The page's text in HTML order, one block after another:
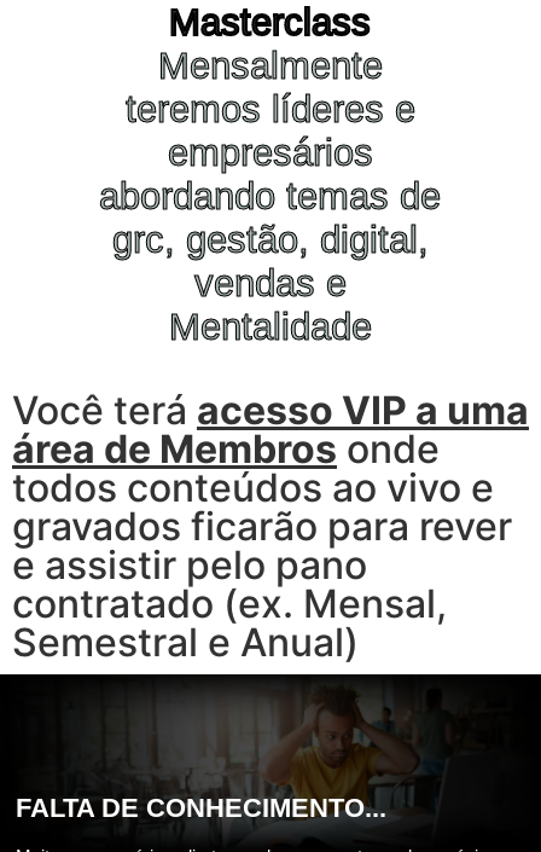
Masterclass
Mensalmente
teremos líderes e
empresários
abordando temas de
grc, gestão, digital,
vendas e
Mentalidade
Você terá acesso VIP a uma
área de Membros onde
todos conteúdos ao vivo e
gravados ficarão para rever
e assistir pelo pano
contratado (ex. Mensal,
Semestral e Anual)
FALTA DE CONHECIMENTO...